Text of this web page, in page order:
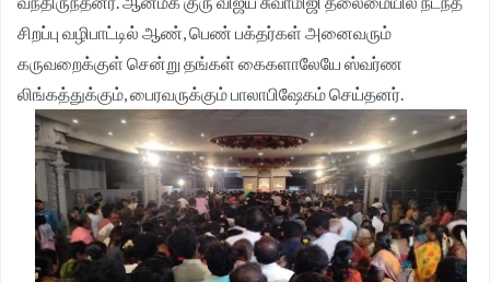
முதலமைச்சர் தீர்க்கமாக வலியுறுத்த தமிழக விவசாயிகள்
சங்க மாநில தலைவர் வேலுச்சாமி வேண்டுகோள்.
சிறப்பு வழிபாட்டில் ஆண், பெண் பக்தர்கள் அனைவரும்
கருவறைக்குள் சென்று தங்கள் கைகளாலேயே ஸ்வர்ண
லிங்கத்துக்கும், பைரவருக்கும் பாலாபிஷேகம் செய்தனர்.